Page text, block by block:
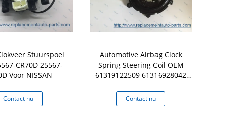
Stuurspoel
CR70D 25567-
Voor NISSAN
Contact nu
Automotive Airbag Clock
Spring Steering Coil OEM
61319122509 61316928042
Contact nu